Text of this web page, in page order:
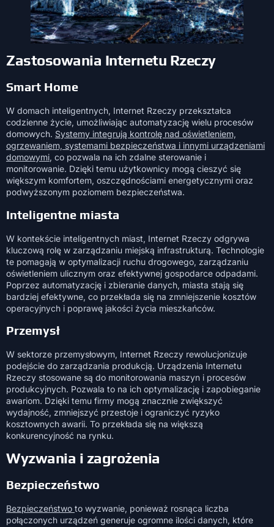
Zastosowania Internetu Rzeczy
Smart Home
W domach inteligentnych, Internet Rzeczy przekształca
codzienne życie, umożliwiając automatyzację wielu procesów
domowych. Systemy integrują kontrolę nad oświetleniem,
ogrzewaniem, systemami bezpieczeństwa i innymi urządzeniami
domowymi, co pozwala na ich zdalne sterowanie i
monitorowanie. Dzięki temu użytkownicy mogą cieszyć się
większym komfortem, oszczędnościami energetycznymi oraz
podwyższonym poziomem bezpieczeństwa.
Inteligentne miasta
W kontekście inteligentnych miast, Internet Rzeczy odgrywa
kluczową rolę w zarządzaniu miejską infrastrukturą. Technologie
te pomagają w optymalizacji ruchu drogowego, zarządzaniu
oświetleniem ulicznym oraz efektywnej gospodarce odpadami.
Poprzez automatyzację i zbieranie danych, miasta stają się
bardziej efektywne, co przekłada się na zmniejszenie kosztów
operacyjnych i poprawę jakości życia mieszkańców.
Przemysł
W sektorze przemysłowym, Internet Rzeczy rewolucjonizuje
podejście do zarządzania produkcją. Urządzenia Internetu
Rzeczy stosowane są do monitorowania maszyn i procesów
produkcyjnych. Pozwala to na ich optymalizację i zapobieganie
awariom. Dzięki temu firmy mogą znacznie zwiększyć
wydajność, zmniejszyć przestoje i ograniczyć ryzyko
kosztownych awarii. To przekłada się na większą
konkurencyjność na rynku.
Wyzwania i zagrożenia
Bezpieczeństwo
Bezpieczeństwo to wyzwanie, ponieważ rosnąca liczba
połączonych urządzeń generuje ogromne ilości danych, które